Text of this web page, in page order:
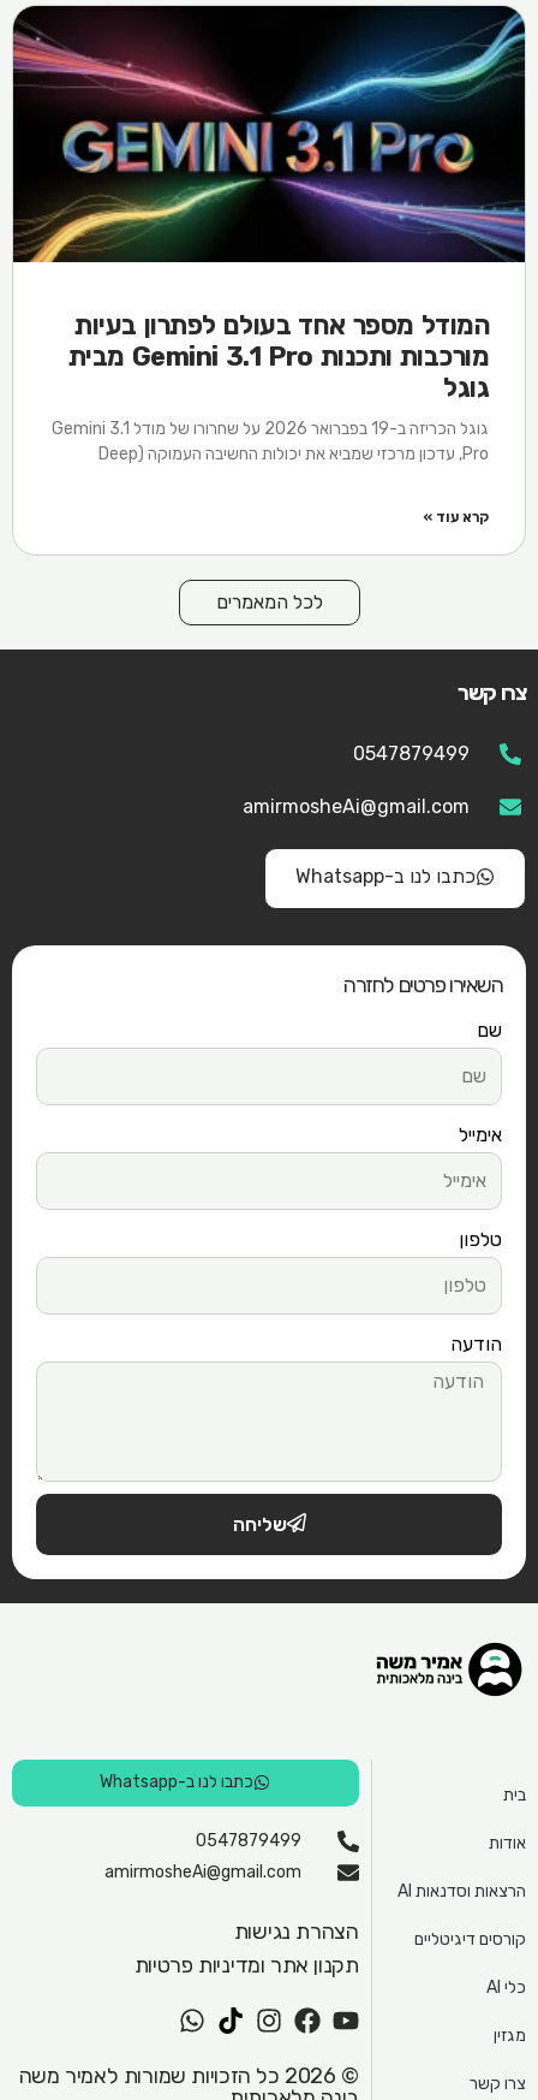
המודל מספר אחד בעולם לפתרון בעיות
מורכבות ותכנות Gemini 3.1 Pro מבית
גוגל
גוגל הכריזה ב-19 בפברואר 2026 על שחרורו של מודל Gemini 3.1
Pro, עדכון מרכזי שמביא את יכולות החשיבה העמוקה (Deep
קרא עוד »
לכל המאמרים
צרו קשר
0547879499
amirmosheAi@gmail.com
כתבו לנו ב-Whatsapp
השאירו פרטים לחזרה
שם
אימייל
טלפון
הודעה
שליחה
בית
אודות
הרצאות וסדנאות AI
קורסים דיגיטליים
כלי AI
מגזין
צרו קשר
כתבו לנו ב-Whatsapp
0547879499
amirmosheAi@gmail.com
הצהרת נגישות
תקנון אתר ומדיניות פרטיות
Y
u
F
a
c
I
s
T
i
k
W
a
© 2026 כל הזכויות שמורות לאמיר משה